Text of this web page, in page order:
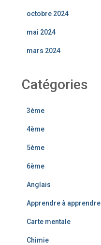
octobre 2024
mai 2024
mars 2024
Catégories
3ème
4ème
5ème
6ème
Anglais
Apprendre à apprendre
Carte mentale
Chimie